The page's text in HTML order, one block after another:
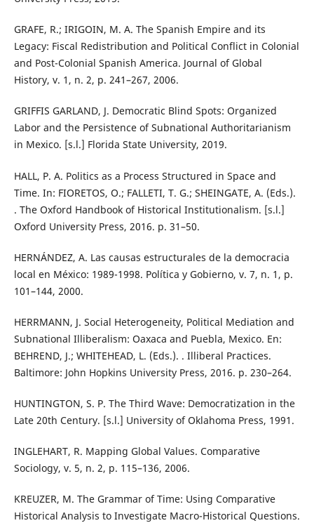
GRAFE, R.; IRIGOIN, M. A. The Spanish Empire and its
Legacy: Fiscal Redistribution and Political Conflict in Colonial
and Post-Colonial Spanish America. Journal of Global
History, v. 1, n. 2, p. 241–267, 2006.
GRIFFIS GARLAND, J. Democratic Blind Spots: Organized
Labor and the Persistence of Subnational Authoritarianism
in Mexico. [s.l.] Florida State University, 2019.
HALL, P. A. Politics as a Process Structured in Space and
Time. In: FIORETOS, O.; FALLETI, T. G.; SHEINGATE, A. (Eds.).
. The Oxford Handbook of Historical Institutionalism. [s.l.]
Oxford University Press, 2016. p. 31–50.
HERNÁNDEZ, A. Las causas estructurales de la democracia
local en México: 1989-1998. Política y Gobierno, v. 7, n. 1, p.
101–144, 2000.
HERRMANN, J. Social Heterogeneity, Political Mediation and
Subnational Illiberalism: Oaxaca and Puebla, Mexico. En:
BEHREND, J.; WHITEHEAD, L. (Eds.). . Illiberal Practices.
Baltimore: John Hopkins University Press, 2016. p. 230–264.
HUNTINGTON, S. P. The Third Wave: Democratization in the
Late 20th Century. [s.l.] University of Oklahoma Press, 1991.
INGLEHART, R. Mapping Global Values. Comparative
Sociology, v. 5, n. 2, p. 115–136, 2006.
KREUZER, M. The Grammar of Time: Using Comparative
Historical Analysis to Investigate Macro-Historical Questions.